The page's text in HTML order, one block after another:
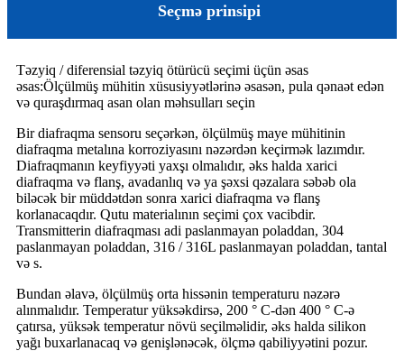
Seçmə prinsipi
Təzyiq / diferensial təzyiq ötürücü seçimi üçün əsas
əsas:Ölçülmüş mühitin xüsusiyyətlərinə əsasən, pula qənaət edən
və quraşdırmaq asan olan məhsulları seçin
Bir diafraqma sensoru seçərkən, ölçülmüş maye mühitinin
diafraqma metalına korroziyasını nəzərdən keçirmək lazımdır.
Diafraqmanın keyfiyyəti yaxşı olmalıdır, əks halda xarici
diafraqma və flanş, avadanlıq və ya şəxsi qəzalara səbəb ola
biləcək bir müddətdən sonra xarici diafraqma və flanş
korlanacaqdır. Qutu materialının seçimi çox vacibdir.
Transmitterin diafraqması adi paslanmayan poladdan, 304
paslanmayan poladdan, 316 / 316L paslanmayan poladdan, tantal
və s.
Bundan əlavə, ölçülmüş orta hissənin temperaturu nəzərə
alınmalıdır. Temperatur yüksəkdirsə, 200 ° C-dən 400 ° C-ə
çatırsa, yüksək temperatur növü seçilməlidir, əks halda silikon
yağı buxarlanacaq və genişlənəcək, ölçmə qabiliyyətini pozur.